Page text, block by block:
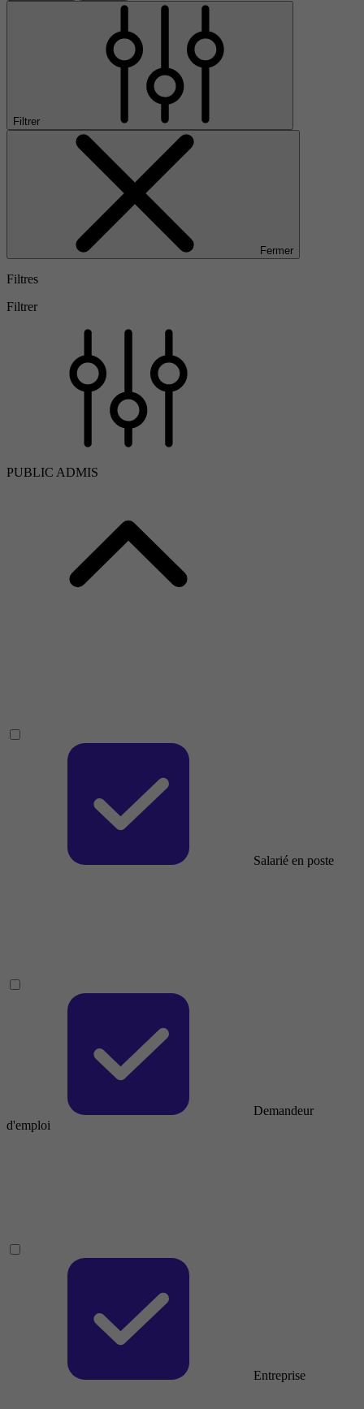
Filtrer
Fermer
Filtres
Filtrer
PUBLIC ADMIS
Salarié en poste
Demandeur
d'emploi
Entreprise